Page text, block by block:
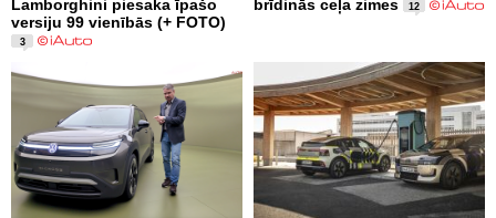
Lamborghini piesaka īpašo
versiju 99 vienībās (+ FOTO)
3
brīdinās ceļa zimes
12